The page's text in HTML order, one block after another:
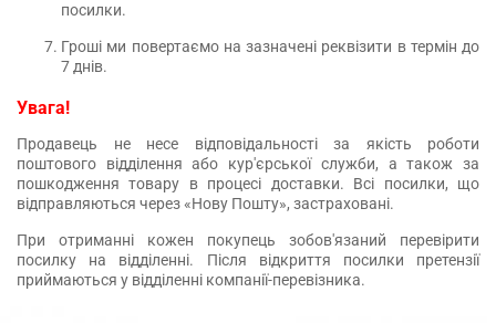
посилки.
Гроші ми повертаємо на зазначені реквізити в термін до
7 днів.
Увага!
Продавець не несе відповідальності за якість роботи
поштового відділення або кур'єрської служби, а також за
пошкодження товару в процесі доставки. Всі посилки, що
відправляються через «Нову Пошту», застраховані.
При отриманні кожен покупець зобов'язаний перевірити
посилку на відділенні. Після відкриття посилки претензії
приймаються у відділенні компанії-перевізника.